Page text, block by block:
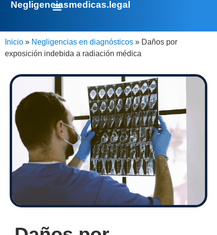
Negligenciasmedicas.legal
Inicio » Negligencias en diagnósticos » Daños por
exposición indebida a radiación médica